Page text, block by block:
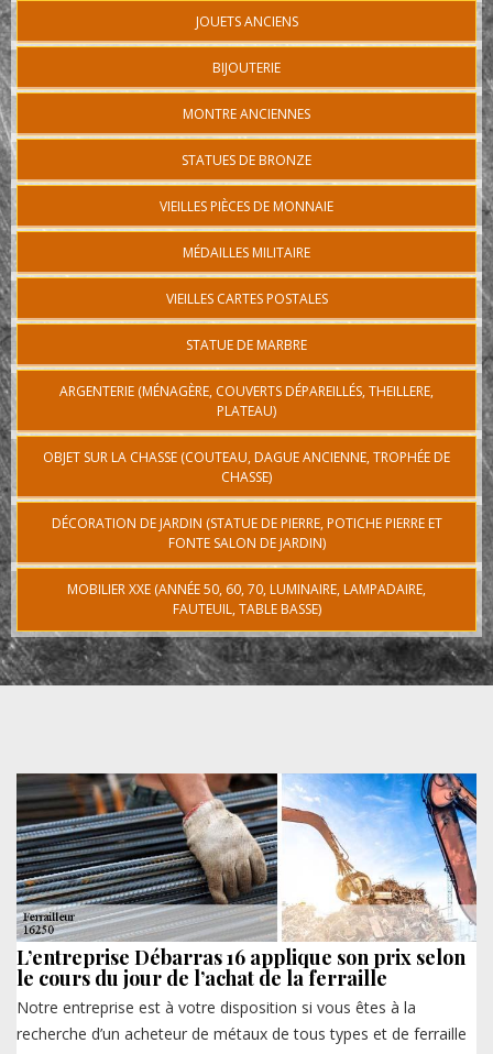
JOUETS ANCIENS
BIJOUTERIE
MONTRE ANCIENNES
STATUES DE BRONZE
VIEILLES PIÈCES DE MONNAIE
MÉDAILLES MILITAIRE
VIEILLES CARTES POSTALES
STATUE DE MARBRE
ARGENTERIE (MÉNAGÈRE, COUVERTS DÉPAREILLÉS, THEILLERE,
PLATEAU)
OBJET SUR LA CHASSE (COUTEAU, DAGUE ANCIENNE, TROPHÉE DE
CHASSE)
DÉCORATION DE JARDIN (STATUE DE PIERRE, POTICHE PIERRE ET
FONTE SALON DE JARDIN)
MOBILIER XXE (ANNÉE 50, 60, 70, LUMINAIRE, LAMPADAIRE,
FAUTEUIL, TABLE BASSE)
L’entreprise Débarras 16 applique son prix selon
le cours du jour de l’achat de la ferraille
Notre entreprise est à votre disposition si vous êtes à la
recherche d’un acheteur de métaux de tous types et de ferraille